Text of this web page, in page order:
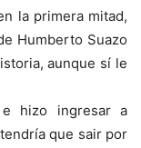
la primera mitad,
Humberto Suazo
aunque sí le
e hizo ingresar a
que sair por